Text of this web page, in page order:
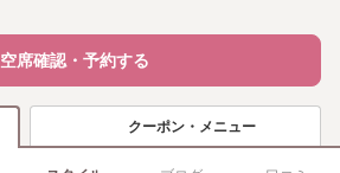
空席確認・予約する
クーポン・メニュー